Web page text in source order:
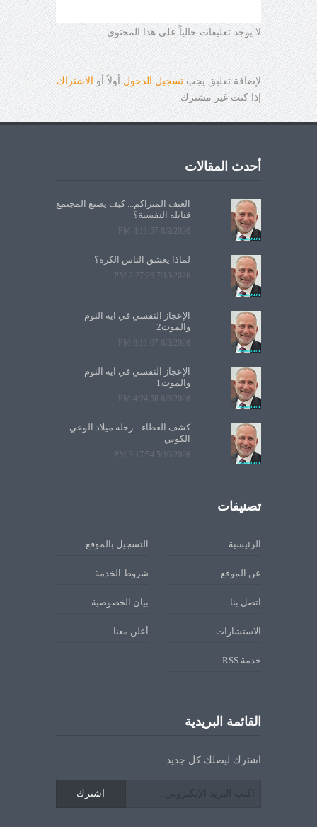
لا يوجد تعليقات حالياً على هذا المحتوى
لإضافة تعليق يجبتسجيل الدخول أولاً أو
الاشتراك
إذا كنت غير مشترك
أحدث المقالات
العنف المتراكم... كيف يصنع المجتمع
قنابله النفسية؟
8/9/2026 4:11:57 PM
لماذا يعشق الناس الكرة؟
7/13/2026 2:27:26 PM
الإعجاز النفسي في آية النوم
والموت2
6/8/2026 6:11:07 PM
الإعجاز النفسي في آية النوم
والموت1
6/6/2026 4:24:58 PM
كشف الغطاء... رحلة ميلاد الوعي
الكوني
5/10/2026 3:17:54 PM
تصنيفات
الرئيسية التسجيل بالموقع
عن الموقع شروط الخدمة
اتصل بنا بيان الخصوصية
الاستشارات أعلن معنا
خدمة RSS
القائمة البريدية
اشترك ليصلك كل جديد.
اشترك